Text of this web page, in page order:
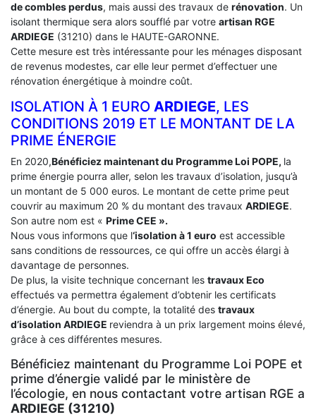
de combles perdus, mais aussi des travaux de rénovation. Un
isolant thermique sera alors soufflé par votre artisan RGE
ARDIEGE (31210) dans le HAUTE-GARONNE.
Cette mesure est très intéressante pour les ménages disposant
de revenus modestes, car elle leur permet d’effectuer une
rénovation énergétique à moindre coût.
ISOLATION À 1 EURO ARDIEGE, LES
CONDITIONS 2019 ET LE MONTANT DE LA
PRIME ÉNERGIE
En 2020,Bénéficiez maintenant du Programme Loi POPE, la
prime énergie pourra aller, selon les travaux d’isolation, jusqu’à
un montant de 5 000 euros. Le montant de cette prime peut
couvrir au maximum 20 % du montant des travaux ARDIEGE.
Son autre nom est « Prime CEE ».
Nous vous informons que l‘isolation à 1 euro est accessible
sans conditions de ressources, ce qui offre un accès élargi à
davantage de personnes.
De plus, la visite technique concernant les travaux Eco
effectués va permettra également d’obtenir les certificats
d’énergie. Au bout du compte, la totalité des travaux
d’isolation ARDIEGE reviendra à un prix largement moins élevé,
grâce à ces différentes mesures.
Bénéficiez maintenant du Programme Loi POPE et
prime d’énergie validé par le ministère de
l’écologie, en nous contactant votre artisan RGE a
ARDIEGE (31210)